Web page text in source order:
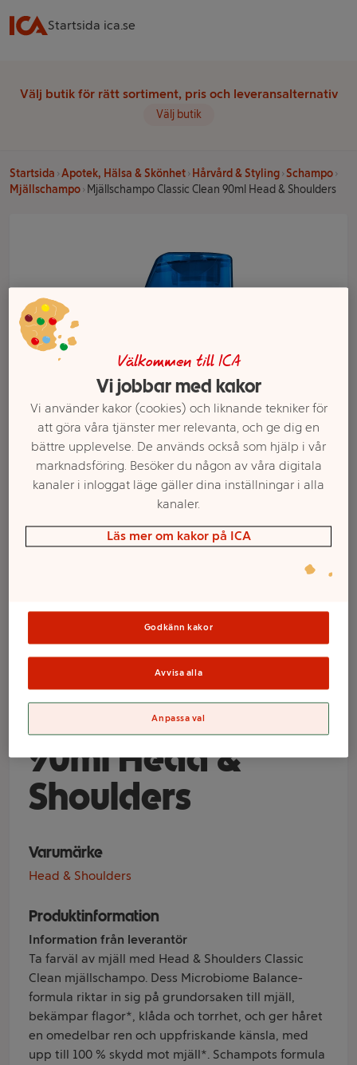
Startsida ica.se
Välj butik för rätt sortiment, pris och leveransalternativ
Välj butik
Startsida Apotek, Hälsa & Skönhet Hårvård & Styling Schampo
Mjällschampo Mjällschampo Classic Clean 90ml Head & Shoulders
Mjällschampo
Classic Clean
90ml Head &
Shoulders
Varumärke
Head & Shoulders
Produktinformation
Information från leverantör
Ta farväl av mjäll med Head & Shoulders Classic
Clean mjällschampo. Dess Microbiome Balance-
formula riktar in sig på grundorsaken till mjäll,
bekämpar flagor*, klåda och torrhet, och ger håret
en omedelbar ren och uppfriskande känsla, med
upp till 100 % skydd mot mjäll*. Schampots formula
Välkommen till ICA
Vi jobbar med kakor
Vi använder kakor (cookies) och liknande tekniker för
att göra våra tjänster mer relevanta, och ge dig en
bättre upplevelse. De används också som hjälp i vår
marknadsföring. Besöker du någon av våra digitala
kanaler i inloggat läge gäller dina inställningar i alla
kanaler.
Läs mer om kakor på ICA
Godkänn kakor
Avvisa alla
Anpassa val